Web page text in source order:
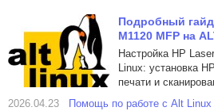
Подробный
M1120 MFP на
Настройка HP
Linux: установка
печати и
2026.04.23
Помощь по работе с Alt Linux